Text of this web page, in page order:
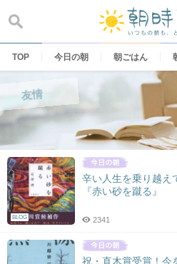
content
TOP 今日の朝 朝ごはん
友情
BLOG
辛い人生を乗り越え
『赤い砂を蹴る』
2341
祝・直木賞受賞！今